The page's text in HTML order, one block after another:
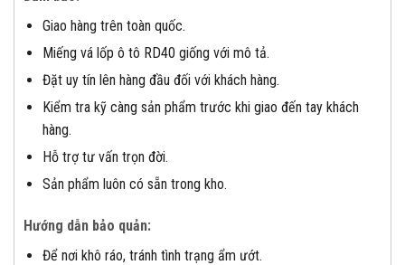
Giao hàng trên toàn quốc.
Miếng vá lốp ô tô RD40 giống với mô tả.
Đặt uy tín lên hàng đầu đối với khách hàng.
Kiểm tra kỹ càng sản phẩm trước khi giao đến tay khách
hàng.
Hỗ trợ tư vấn trọn đời.
Sản phẩm luôn có sẵn trong kho.
Hướng dẫn bảo quản:
Để nơi khô ráo, tránh tình trạng ẩm ướt.